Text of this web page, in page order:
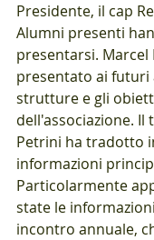
Presidente, il cap
Alumni presenti
presentarsi. Marcel
presentato ai futuri
strutture e gli
dell'associazione. Il
Petrini ha tradotto
informazioni
Particolarmente
state le
incontro annuale,